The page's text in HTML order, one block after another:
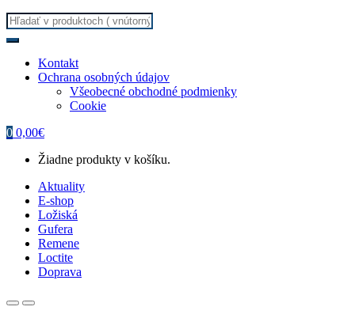
Search
for:
Kontakt
Ochrana osobných údajov
Všeobecné obchodné podmienky
Cookie
0 0,00€
Žiadne produkty v košíku.
Aktuality
E-shop
Ložiská
Gufera
Remene
Loctite
Doprava